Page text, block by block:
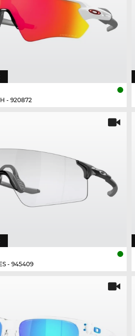
- 920872
- 945409